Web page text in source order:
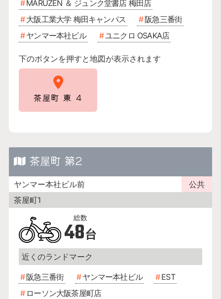
MARUZEN ＆ ジュンク堂書店 梅田店
大阪工業大学 梅田キャンパス
阪急三番街
ヤンマー本社ビル
ユニクロ OSAKA店
下のボタンを押すと地図が表示されます
茶屋町 東 4
茶屋町 第2
ヤンマー本社ビル前
公共
茶屋町1
48台
阪急三番街 ヤンマー本社ビル
EST
ローソン大阪茶屋町店